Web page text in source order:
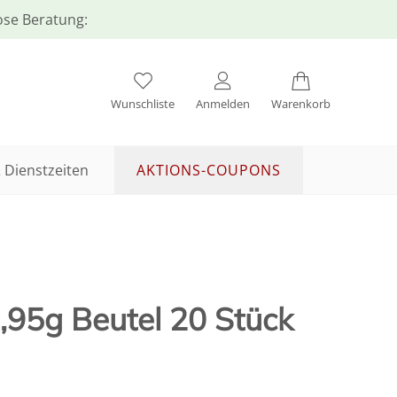
Beratung:
Wunschliste Anmelden Warenkorb
Dienstzeiten AKTIONS-COUPONS
Beutel 20 Stück